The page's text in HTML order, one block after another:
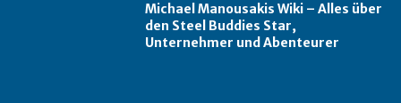
Michael Manousakis Wiki – Alles über
den Steel Buddies Star,
Unternehmer und Abenteurer